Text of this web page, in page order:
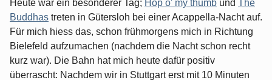
Heute war ein besonderer Tag; Hop o' my thumb und The
Buddhas treten in Gütersloh bei einer Acappella-Nacht auf.
Für mich hiess das, schon frühmorgens mich in Richtung
Bielefeld aufzumachen (nachdem die Nacht schon recht
kurz war). Die Bahn hat mich heute dafür positiv
überrascht: Nachdem wir in Stuttgart erst mit 10 Minuten